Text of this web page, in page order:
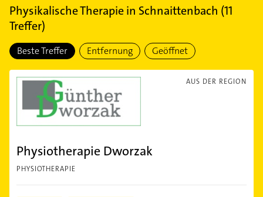
Physikalische Therapiein Schnaittenbach (11
Treffer)
Beste Treffer Entfernung Geöffnet
AUS DER REGION
Physiotherapie Dworzak
PHYSIOTHERAPIE